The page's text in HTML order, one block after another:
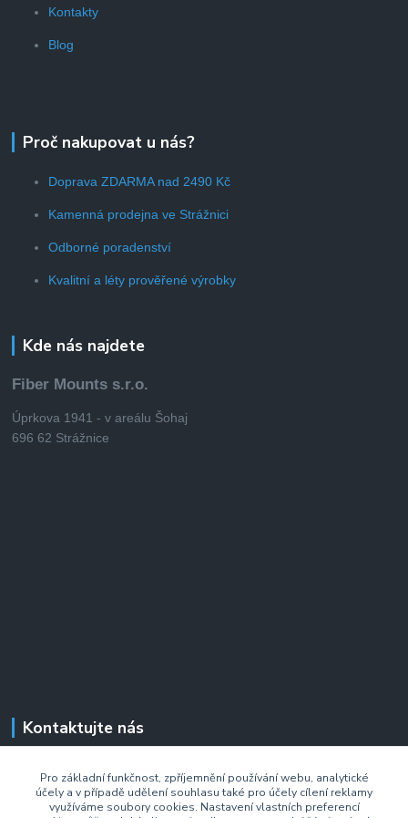
Kontakty
Blog
Proč nakupovat u nás?
Doprava ZDARMA nad 2490 Kč
Kamenná prodejna ve Strážnici
Odborné poradenství
Kvalitní a léty prověřené výrobky
Kde nás najdete
Fiber Mounts s.r.o.
Úprkova 1941 - v areálu Šohaj
696 62 Strážnice
Kontaktujte nás
+420 733 701 897
(Po–Pá 7:00–14:30 hod.)
Pro základní funkčnost, zpříjemnění používání webu, analytické
účely a v případě udělení souhlasu také pro účely cílení reklamy
využíváme soubory cookies. Nastavení vlastních preferencí